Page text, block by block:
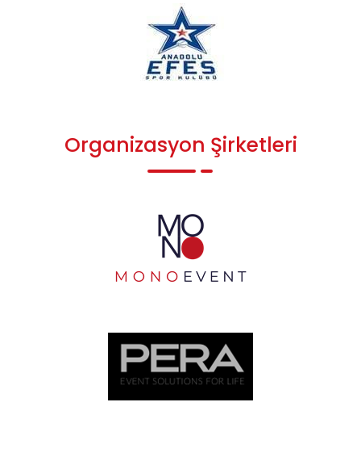
Organizasyon Şirketleri